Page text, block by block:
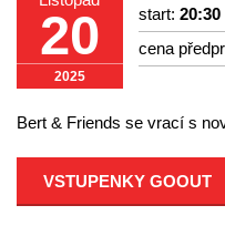
20
2025
start: 20:30
cena
Bert & Friends se vrací s
VSTUPENKY GOOUT